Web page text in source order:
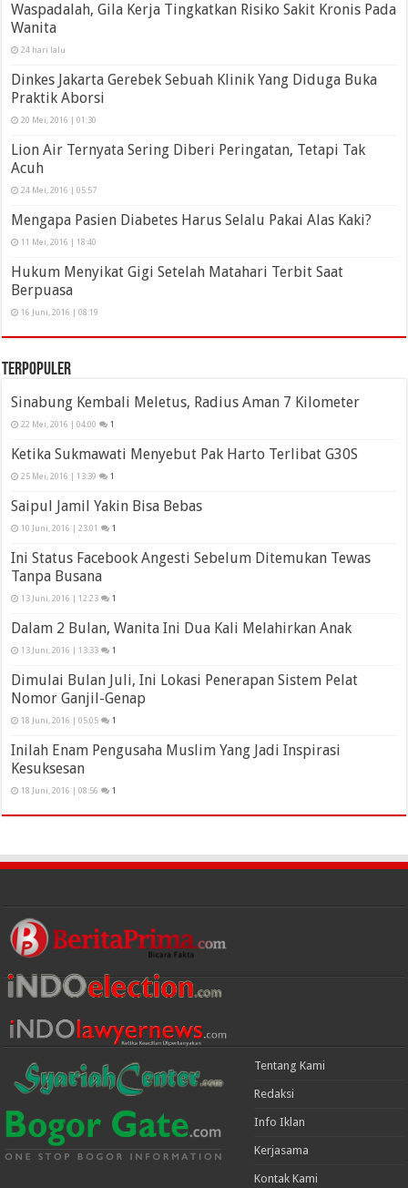
Waspadalah, Gila Kerja Tingkatkan Risiko Sakit Kronis Pada
Wanita
24 hari lalu
Dinkes Jakarta Gerebek Sebuah Klinik Yang Diduga Buka
Praktik Aborsi
20 Mei, 2016 | 01:30
Lion Air Ternyata Sering Diberi Peringatan, Tetapi Tak
Acuh
24 Mei, 2016 | 05:57
Mengapa Pasien Diabetes Harus Selalu Pakai Alas Kaki?
11 Mei, 2016 | 18:40
Hukum Menyikat Gigi Setelah Matahari Terbit Saat
Berpuasa
16 Juni, 2016 | 08:19
Terpopuler
Sinabung Kembali Meletus, Radius Aman 7 Kilometer
22 Mei, 2016 | 04:00 1
Ketika Sukmawati Menyebut Pak Harto Terlibat G30S
25 Mei, 2016 | 13:39 1
Saipul Jamil Yakin Bisa Bebas
10 Juni, 2016 | 23:01 1
Ini Status Facebook Angesti Sebelum Ditemukan Tewas
Tanpa Busana
13 Juni, 2016 | 12:23 1
Dalam 2 Bulan, Wanita Ini Dua Kali Melahirkan Anak
13 Juni, 2016 | 13:33 1
Dimulai Bulan Juli, Ini Lokasi Penerapan Sistem Pelat
Nomor Ganjil-Genap
18 Juni, 2016 | 05:05 1
Inilah Enam Pengusaha Muslim Yang Jadi Inspirasi
Kesuksesan
18 Juni, 2016 | 08:56 1
Tentang Kami
Redaksi
Info Iklan
Kerjasama
Kontak Kami